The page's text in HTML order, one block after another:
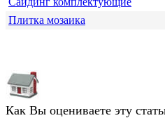
Плитка мозаика
Как Вы оцениваете эту